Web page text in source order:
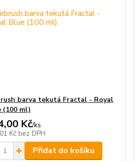
barva tekutá Fractal - Royal
(100 ml)
Kč/ks
Kč bez DPH
Přidat do košíku